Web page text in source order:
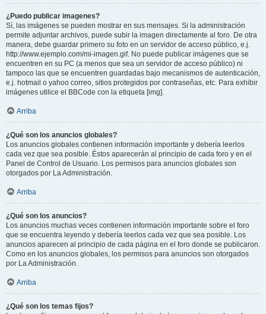
¿Puedo publicar imagenes?
Sí, las imágenes se pueden mostrar en sus mensajes. Si la administración
permite adjuntar archivos, puede subir la imagen directamente al foro. De otra
manera, debe guardar primero su foto en un servidor de acceso público, e.j.
http://www.ejemplo.com/mi-imagen.gif. No puede publicar imágenes que se
encuentren en su PC (a menos que sea un servidor de acceso público) ni
tampoco las que se encuentren guardadas bajo mecanismos de autenticación,
e.j. hotmail o yahoo correo, sitios protegidos por contraseñas, etc. Para exhibir
imágenes utilice el BBCode con la etiqueta [img].
Arriba
¿Qué son los anuncios globales?
Los anuncios globales contienen información importante y debería leerlos
cada vez que sea posible. Éstos aparecerán al principio de cada foro y en el
Panel de Control de Usuario. Los permisos para anuncios globales son
otorgados por La Administración.
Arriba
¿Qué son los anuncios?
Los anuncios muchas veces contienen información importante sobre el foro
que se encuentra leyendo y debería leerlos cada vez que sea posible. Los
anuncios aparecen al principio de cada página en el foro donde se publicaron.
Como en los anuncios globales, los permisos para anuncios son otorgados
por La Administración.
Arriba
¿Qué son los temas fijos?